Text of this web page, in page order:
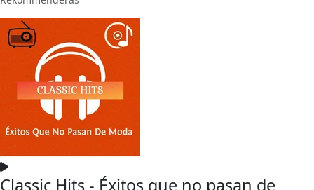
Classic Hits - Éxitos que no pasan de